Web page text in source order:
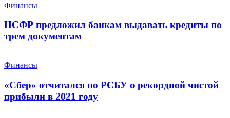
Финансы
НСФР предложил банкам выдавать кредиты по
трем документам
Финансы
«Сбер» отчитался по РСБУ о рекордной чистой
прибыли в 2021 году